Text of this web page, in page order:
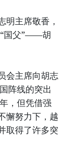
明主席敬香，
“国父”——胡
会主席向胡志
阵线的突出
，但凭借强
懈努力下，越
取得了许多突